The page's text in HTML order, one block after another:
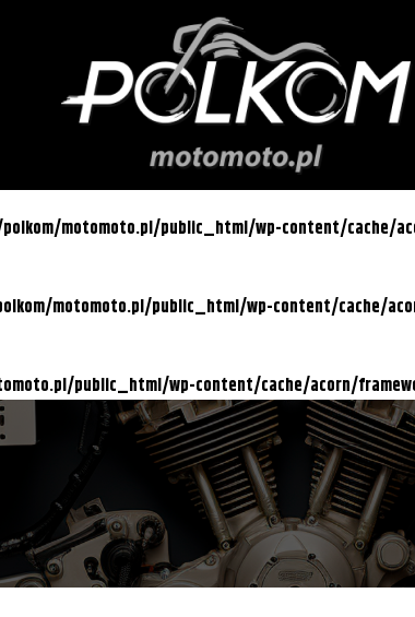
motomoto.pl/public_html/wp-content/cache/
motomoto.pl/public_html/wp-content/cache/
public_html/wp-content/cache/acorn/